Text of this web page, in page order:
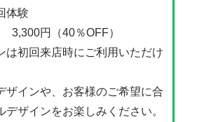
体験
円（40％OFF）
は初回来店時にご利用いただけ
ザインや、お客様のご希望に合
デザインをお楽しみください。